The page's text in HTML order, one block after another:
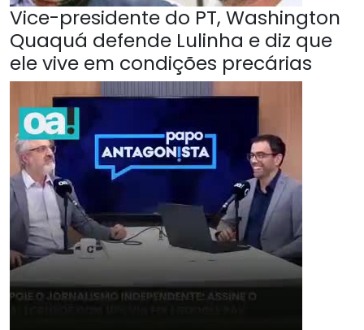
Vice-presidente do PT, Washington
Quaquá defende Lulinha e diz que
ele vive em condições precárias